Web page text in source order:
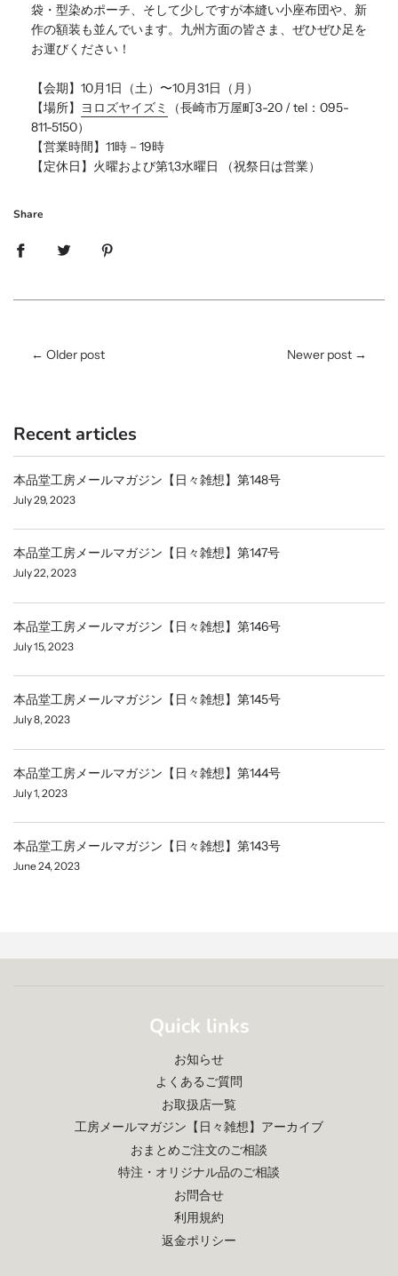
袋・型染めポーチ、そして少しですが本縫い小座布団や、 新
作の額装も並んでいます。九州方面の皆さま、 ぜひぜひ足を
お運びください！
【会期】10月1日（土）〜10月31日（月）
【場所】
ヨロズヤイズミ （長崎市万屋町3-20 / tel：095-
811-5150）
【営業時間】11時－19時
【定休日】火曜および第1,3水曜日
（祝祭日は営業）
Share
← Older post Newer post →
Recent articles
本品堂工房メールマガジン【日々雑想】第148号
July 29, 2023
本品堂工房メールマガジン【日々雑想】第147号
July 22, 2023
本品堂工房メールマガジン【日々雑想】第146号
July 15, 2023
本品堂工房メールマガジン【日々雑想】第145号
July 8, 2023
本品堂工房メールマガジン【日々雑想】第144号
July 1, 2023
本品堂工房メールマガジン【日々雑想】第143号
June 24, 2023
Quick links
お知らせ
よくあるご質問
お取扱店一覧
工房メールマガジン【日々雑想】アーカイブ
おまとめご注文のご相談
特注・オリジナル品のご相談
お問合せ
利用規約
返金ポリシー